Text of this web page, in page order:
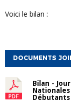
Voici le bilan :
DOCUMENTS
Bilan -
Débutants